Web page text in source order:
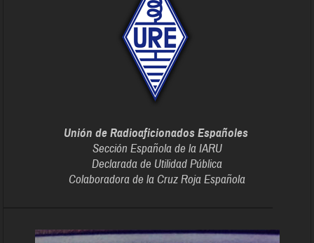
Unión de Radioaficionados Españoles
Sección Española de la IARU
Declarada de Utilidad Pública
Colaboradora de la Cruz Roja Española